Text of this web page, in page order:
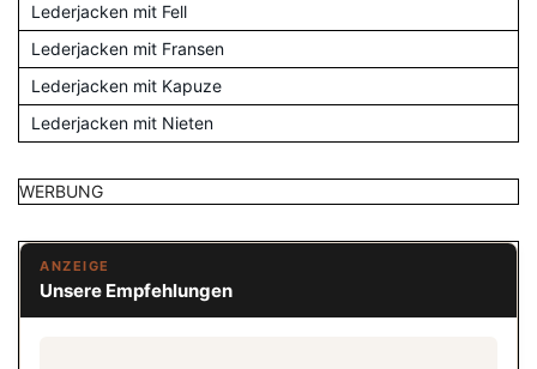
Lederjacken mit Fell
Lederjacken mit Fransen
Lederjacken mit Kapuze
Lederjacken mit Nieten
WERBUNG
ANZEIGE
Unsere Empfehlungen